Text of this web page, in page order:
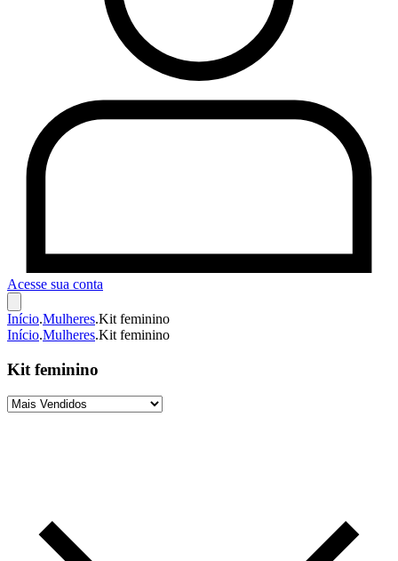
Acesse sua conta
Início.Mulheres.Kit feminino
Início.Mulheres.Kit feminino
Kit feminino